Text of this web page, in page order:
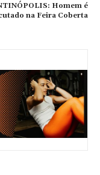
Homem é
na Feira Coberta